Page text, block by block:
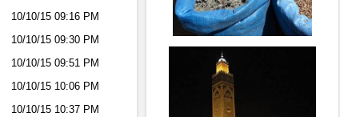
10/10/15 09:16 PM
10/10/15 09:30 PM
10/10/15 09:51 PM
10/10/15 10:06 PM
10/10/15 10:37 PM